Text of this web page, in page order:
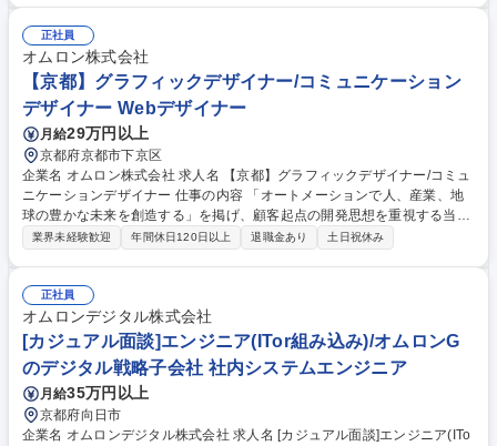
客からの環境調査依頼への対応 を進め/プロジェクトマネジメントいただ
き、法令適用日までに完了させる/適切な情報を顧客へ提供する業務を担っ
ていただきます。 募集職種 【旧オムロン電子部品事業部/京都】製品含有
化学物質管理にかかる業務人財
正社員
オムロン株式会社
【京都】グラフィックデザイナー/コミュニケーション
デザイナー Webデザイナー
月給29万円以上
京都府京都市下京区
企業名 オムロン株式会社 求人名 【京都】グラフィックデザイナー/コミュ
ニケーションデザイナー 仕事の内容 「オートメーションで人、産業、地
球の豊かな未来を創造する」を掲げ、顧客起点の開発思想を重視する当
社。そんな当社にて、グラフィックデザイナー/WEBデザイナーとして以
接点におけるコミュニケーションデザイン ■開発部門・企画部門など関係
部門と連携したプロジェクト推進 ■社外パートナーとの協働によるプロジ
ェクト推進 ■コミュニケーションデザインの品質を再現するデザインガイ
ドラインの整備・運用 募集職種 【京都】グラフィックデザイナー/コミュ
ニケーションデザイナー
業界未経験歓迎 年間休日120日以上 退職金あり 土日祝休み
正社員
オムロンデジタル株式会社
[カジュアル面談]エンジニア(ITor組み込み)/オムロンG
のデジタル戦略子会社 社内システムエンジニア
月給35万円以上
京都府向日市
企業名 オムロンデジタル株式会社 求人名 [カジュアル面談]エンジニア(ITo